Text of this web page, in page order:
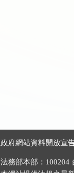
政府網站資料開放宣
法務部本部：100204